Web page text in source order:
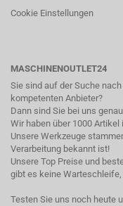
Cookie Einstellungen
MASCHINENOUTLET24
Sie sind auf der Suche
kompetenten Anbieter?
Dann sind Sie bei uns
Wir haben über 1000
Unsere Werkzeuge
Verarbeitung bekannt ist!
Unsere Top Preise und
gibt es keine
Testen Sie uns noch heute